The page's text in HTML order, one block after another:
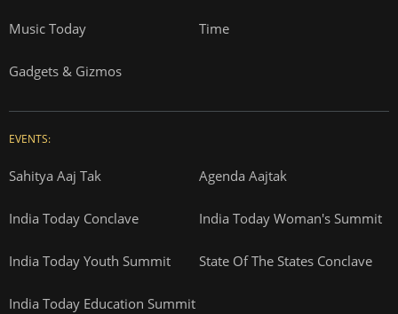
Music Today Time
Gadgets & Gizmos
EVENTS:
Sahitya Aaj Tak Agenda Aajtak
India Today Conclave India Today Woman's Summit
India Today Youth Summit State Of The States Conclave
India Today Education Summit